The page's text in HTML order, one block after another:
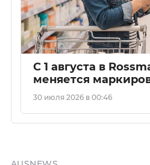
С 1 августа в
меняется
30 июля 2026 в 00:46